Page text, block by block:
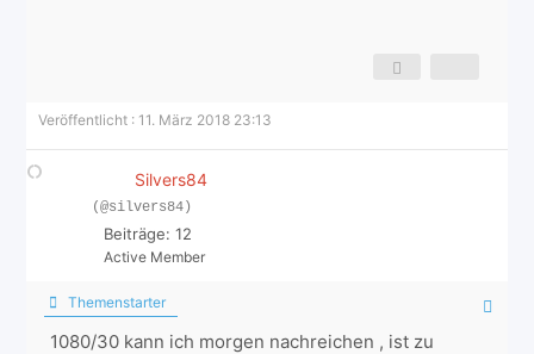
Veröffentlicht : 11. März 2018 23:13
Silvers84
(@silvers84)
Beiträge: 12
Active Member
Themenstarter
1080/30 kann ich morgen nachreichen , ist zu